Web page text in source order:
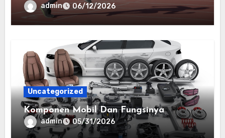
admin 06/12/2026
Uncategorized
Komponen Mobil Dan Fungsinya
admin 05/31/2026